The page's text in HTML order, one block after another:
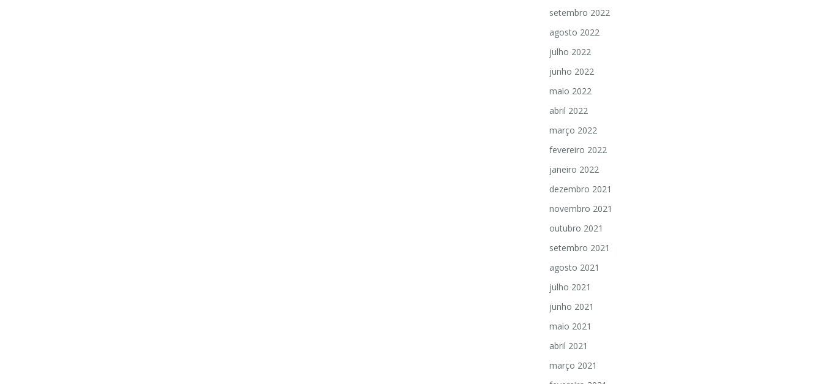
setembro 2022
agosto 2022
julho 2022
junho 2022
maio 2022
abril 2022
março 2022
fevereiro 2022
janeiro 2022
dezembro 2021
novembro 2021
outubro 2021
setembro 2021
agosto 2021
julho 2021
junho 2021
maio 2021
abril 2021
março 2021